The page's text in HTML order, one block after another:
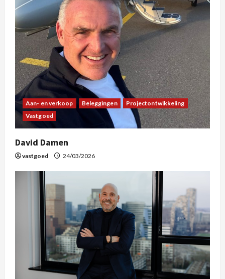
Aan- en verkoop Beleggingen
Projectontwikkeling
Vastgoed
David Damen
vastgoed 24/03/2026